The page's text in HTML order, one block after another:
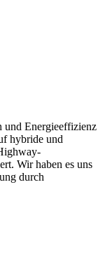
und Energieeffizienz
hybride und
Wir haben es uns
durch